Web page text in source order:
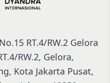
RT.4/RW.2 Gelora
RW.2, Gelora,
Kota Jakarta Pusat,